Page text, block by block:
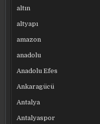
altın
altyapı
amazon
anadolu
Anadolu Efes
Ankaragücü
Antalya
Antalyaspor